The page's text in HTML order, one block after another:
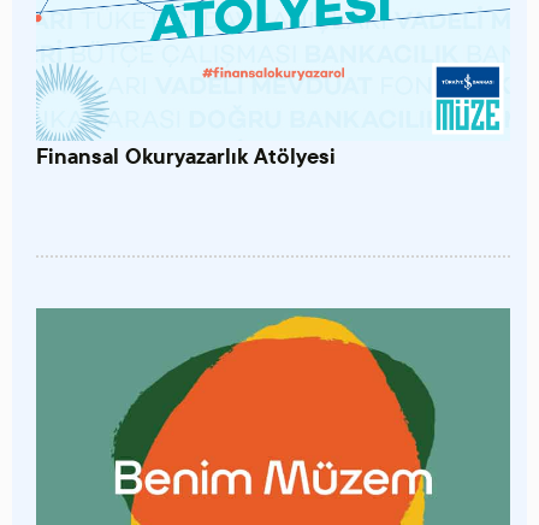
Finansal Okuryazarlık Atölyesi